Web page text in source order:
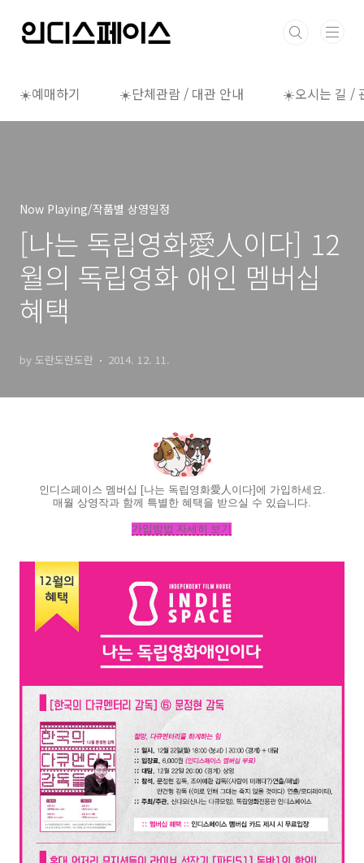
☀️예매하기 ☀️단체관람 / 대관 안내 ☀️오시는 길 /
Now Playing/작품별 상영일정
[나는 독립영화愛人이다] 12
월의 독립영화 애인 멤버십
혜택
by 도란도란도란 2014. 12. 11.
인디스페이스 멤버십 [나는 독립영화愛人이다]에 가입하세요.
매월 상영작과 함께 특별한 혜택을 받으실 수 있습니다.
가입방법 자세히 보기